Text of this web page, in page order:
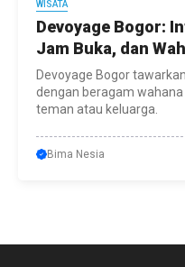
WISATA
Devoyage Bogor:
Jam Buka, dan
Devoyage Bogor
dengan beragam
teman atau keluarga.
Bima Nesia